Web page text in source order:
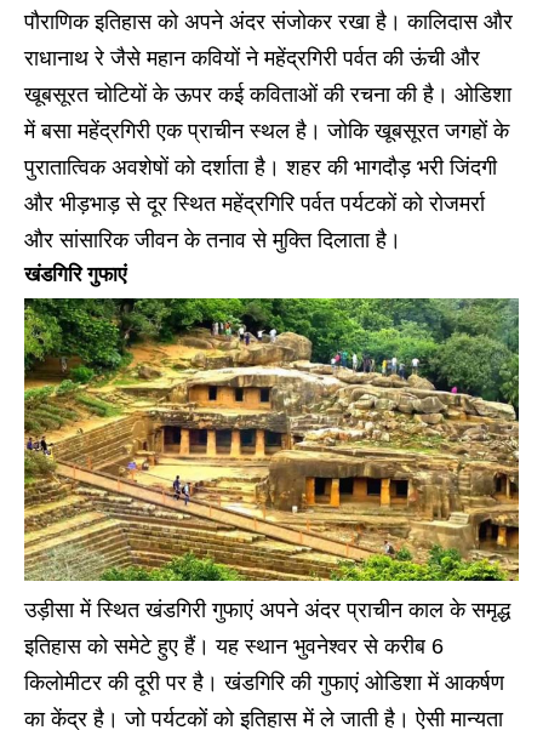
पौराणिक इतिहास को अपने अंदर संजोकर रखा है। कालिदास और
राधानाथ रे जैसे महान कवियों ने महेंद्रगिरी पर्वत की ऊंची और
खूबसूरत चोटियों के ऊपर कई कविताओं की रचना की है। ओडिशा
में बसा महेंद्रगिरी एक प्राचीन स्थल है। जोकि खूबसूरत जगहों के
पुरातात्विक अवशेषों को दर्शाता है। शहर की भागदौड़ भरी जिंदगी
और भीड़भाड़ से दूर स्थित महेंद्रगिरि पर्वत पर्यटकों को रोजमर्रा
और सांसारिक जीवन के तनाव से मुक्ति दिलाता है।
खंडगिरि गुफाएं
उड़ीसा में स्थित खंडगिरी गुफाएं अपने अंदर प्राचीन काल के समृद्ध
इतिहास को समेटे हुए हैं। यह स्थान भुवनेश्वर से करीब 6
किलोमीटर की दूरी पर है। खंडगिरि की गुफाएं ओडिशा में आकर्षण
का केंद्र है। जो पर्यटकों को इतिहास में ले जाती है। ऐसी मान्यता